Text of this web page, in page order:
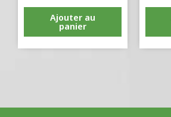
Ajouter au
panier